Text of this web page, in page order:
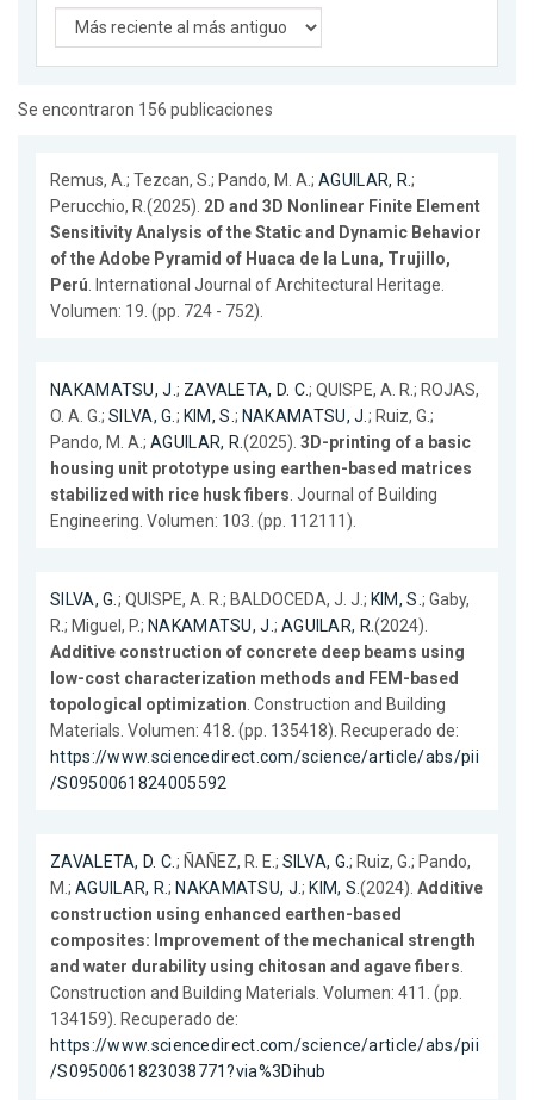
Se encontraron 156 publicaciones
Remus, A.; Tezcan, S.; Pando, M. A.; AGUILAR, R.;
Perucchio, R.(2025). 2D and 3D Nonlinear Finite Element
Sensitivity Analysis of the Static and Dynamic Behavior
of the Adobe Pyramid of Huaca de la Luna, Trujillo,
Perú. International Journal of Architectural Heritage.
Volumen: 19. (pp. 724 - 752).
NAKAMATSU, J.; ZAVALETA, D. C.; QUISPE, A. R.; ROJAS,
O. A. G.; SILVA, G.; KIM, S.; NAKAMATSU, J.; Ruiz, G.;
Pando, M. A.; AGUILAR, R.(2025).3D-printing of a basic
housing unit prototype using earthen-based matrices
stabilized with rice husk fibers. Journal of Building
Engineering. Volumen: 103. (pp. 112111).
SILVA, G.; QUISPE, A. R.; BALDOCEDA, J. J.; KIM, S.; Gaby,
R.; Miguel, P.; NAKAMATSU, J.; AGUILAR, R.(2024).
Additive construction of concrete deep beams using
low-cost characterization methods and FEM-based
topological optimization. Construction and Building
Materials. Volumen: 418. (pp. 135418). Recuperado de:
https://www.sciencedirect.com/science/article/abs/pii
/S0950061824005592
ZAVALETA, D. C.; ÑAÑEZ, R. E.; SILVA, G.; Ruiz, G.; Pando,
M.; AGUILAR, R.; NAKAMATSU, J.; KIM, S.(2024).Additive
construction using enhanced earthen-based
composites: Improvement of the mechanical strength
and water durability using chitosan and agave fibers.
Construction and Building Materials. Volumen: 411. (pp.
134159). Recuperado de:
https://www.sciencedirect.com/science/article/abs/pii
/S0950061823038771?via%3Dihub